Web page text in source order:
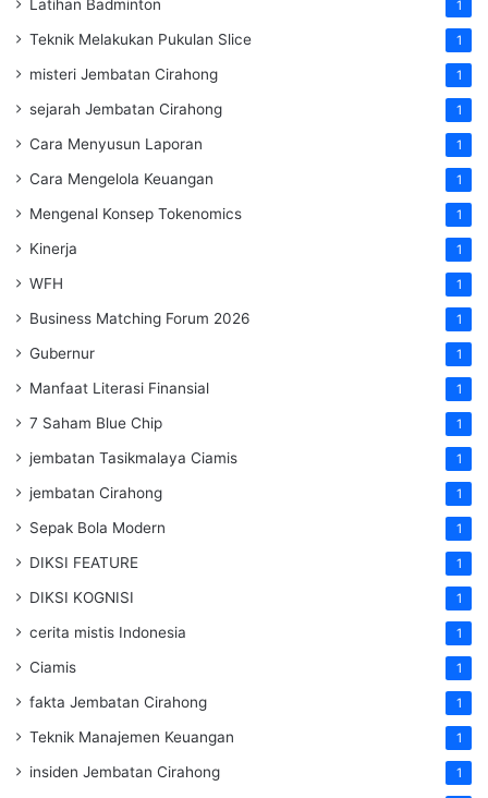
Latihan Badminton 1
Teknik Melakukan Pukulan Slice 1
misteri Jembatan Cirahong 1
sejarah Jembatan Cirahong 1
Cara Menyusun Laporan 1
Cara Mengelola Keuangan 1
Mengenal Konsep Tokenomics 1
Kinerja 1
WFH 1
Business Matching Forum 2026 1
Gubernur 1
Manfaat Literasi Finansial 1
7 Saham Blue Chip 1
jembatan Tasikmalaya Ciamis 1
jembatan Cirahong 1
Sepak Bola Modern 1
DIKSI FEATURE 1
DIKSI KOGNISI 1
cerita mistis Indonesia 1
Ciamis 1
fakta Jembatan Cirahong 1
Teknik Manajemen Keuangan 1
insiden Jembatan Cirahong 1